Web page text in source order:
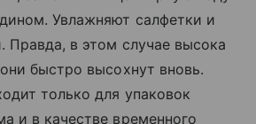
Увлажняют салфетки и
Правда, в этом случае высока
быстро высохнут вновь.
только для упаковок
и в качестве временного